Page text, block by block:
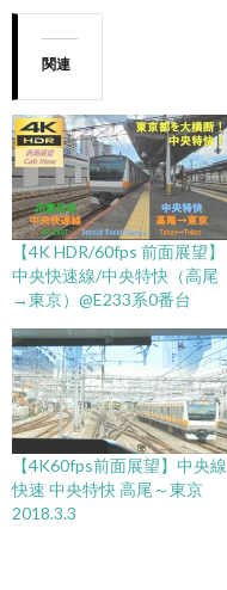
関連
【4K HDR/60fps 前面展望】
中央快速線/中央特快（高尾
→東京）@E233系0番台
【4K60fps前面展望】中央線
快速 中央特快 高尾～東京
2018.3.3